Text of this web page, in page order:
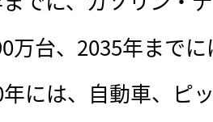
万台、2035年まで
には、自動車、ピ